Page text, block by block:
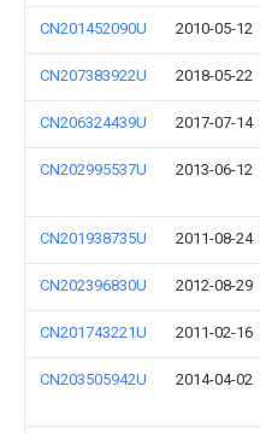
CN201452090U 2010-05-12
CN207383922U 2018-05-22
CN206324439U 2017-07-14
CN202995537U 2013-06-12
CN201938735U 2011-08-24
CN202396830U 2012-08-29
CN201743221U 2011-02-16
CN203505942U 2014-04-02